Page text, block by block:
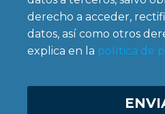
derecho a acceder,
datos, así como otros
explica en la política de